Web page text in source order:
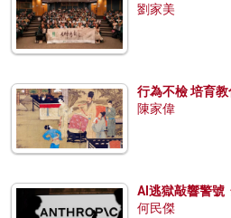
劉家美
行為不檢 培育
陳家偉
AI逃獄敲響警號
何民傑